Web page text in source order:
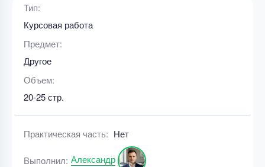
Тип:
Курсовая работа
Предмет:
Другое
Объем:
20-25 стр.
Практическая часть: Нет
Выполнил: Александр